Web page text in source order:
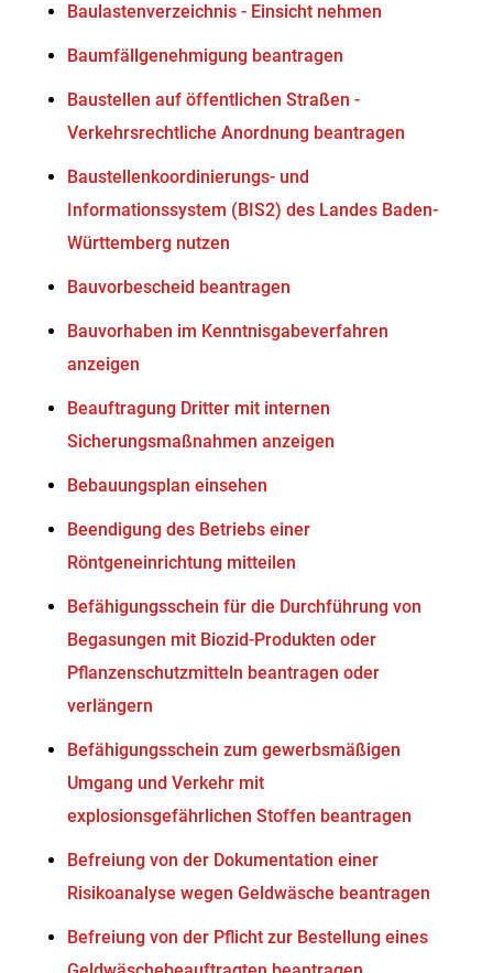
Baulastenverzeichnis - Einsicht nehmen
Baumfällgenehmigung beantragen
Baustellen auf öffentlichen Straßen -
Verkehrsrechtliche Anordnung beantragen
Baustellenkoordinierungs- und
Informationssystem (BIS2) des Landes Baden-
Württemberg nutzen
Bauvorbescheid beantragen
Bauvorhaben im Kenntnisgabeverfahren
anzeigen
Beauftragung Dritter mit internen
Sicherungsmaßnahmen anzeigen
Bebauungsplan einsehen
Beendigung des Betriebs einer
Röntgeneinrichtung mitteilen
Befähigungsschein für die Durchführung von
Begasungen mit Biozid-Produkten oder
Pflanzenschutzmitteln beantragen oder
verlängern
Befähigungsschein zum gewerbsmäßigen
Umgang und Verkehr mit
explosionsgefährlichen Stoffen beantragen
Befreiung von der Dokumentation einer
Risikoanalyse wegen Geldwäsche beantragen
Befreiung von der Pflicht zur Bestellung eines